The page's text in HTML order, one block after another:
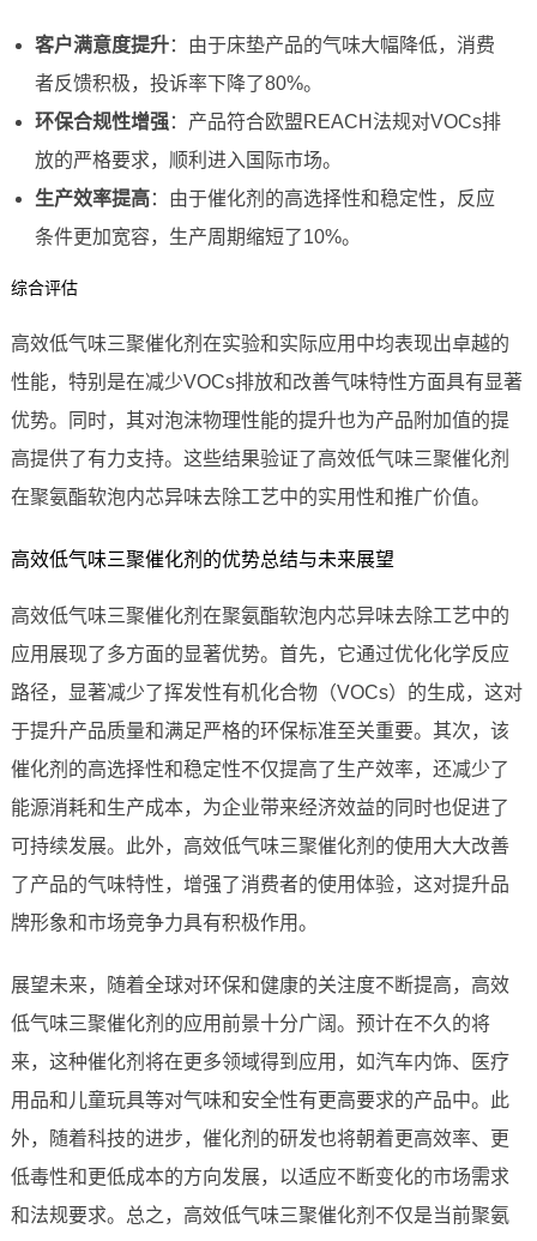
客户满意度提升：由于床垫产品的气味大幅降低，消费
者反馈积极，投诉率下降了80%。
环保合规性增强：产品符合欧盟REACH法规对VOCs排
放的严格要求，顺利进入国际市场。
生产效率提高：由于催化剂的高选择性和稳定性，反应
条件更加宽容，生产周期缩短了10%。
综合评估
高效低气味三聚催化剂在实验和实际应用中均表现出卓越的
性能，特别是在减少VOCs排放和改善气味特性方面具有显著
优势。同时，其对泡沫物理性能的提升也为产品附加值的提
高提供了有力支持。这些结果验证了高效低气味三聚催化剂
在聚氨酯软泡内芯异味去除工艺中的实用性和推广价值。
高效低气味三聚催化剂的优势总结与未来展望
高效低气味三聚催化剂在聚氨酯软泡内芯异味去除工艺中的
应用展现了多方面的显著优势。首先，它通过优化化学反应
路径，显著减少了挥发性有机化合物（VOCs）的生成，这对
于提升产品质量和满足严格的环保标准至关重要。其次，该
催化剂的高选择性和稳定性不仅提高了生产效率，还减少了
能源消耗和生产成本，为企业带来经济效益的同时也促进了
可持续发展。此外，高效低气味三聚催化剂的使用大大改善
了产品的气味特性，增强了消费者的使用体验，这对提升品
牌形象和市场竞争力具有积极作用。
展望未来，随着全球对环保和健康的关注度不断提高，高效
低气味三聚催化剂的应用前景十分广阔。预计在不久的将
来，这种催化剂将在更多领域得到应用，如汽车内饰、医疗
用品和儿童玩具等对气味和安全性有更高要求的产品中。此
外，随着科技的进步，催化剂的研发也将朝着更高效率、更
低毒性和更低成本的方向发展，以适应不断变化的市场需求
和法规要求。总之，高效低气味三聚催化剂不仅是当前聚氨